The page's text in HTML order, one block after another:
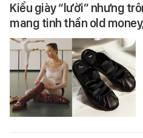
Kiểu giày “lười” nhưng
mang tinh thần old